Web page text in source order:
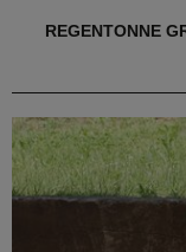
REGENTONNE